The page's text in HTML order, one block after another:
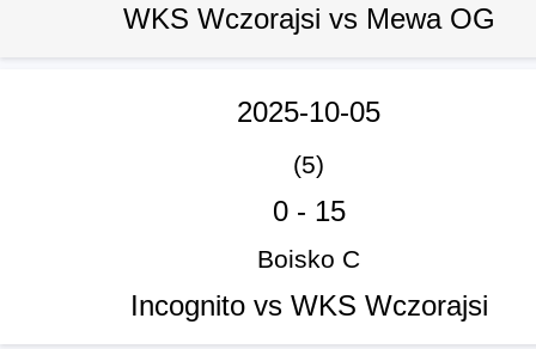
WKS Wczorajsi vs Mewa OG
2025-10-05
(5)
0- 15
Boisko C
Incognito vs WKS Wczorajsi